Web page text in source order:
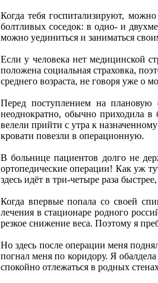
Когда тебя госпитализируют,
болтливых соседок: в одно- и
можно уединиться и заниматься
Если у человека нет медицинской
положена социальная страховка,
среднего возраста, не говоря уже о
Перед поступлением на плановую
неоднократно, обычно приходила
велели прийти с утра к
кровати повезли в операционную.
В больнице пациентов долго не
ортопедические операции! Как уж
здесь идёт в три-четыре раза
Когда впервые попала со своей
лечения в стационаре родного
резкое снижение веса. Поэтому я
Но здесь после операции меня
погнал меня по коридору. Я
спокойно отлежаться в родных